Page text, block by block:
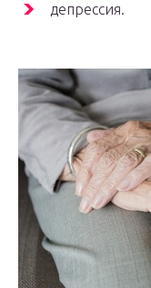
депрессия.